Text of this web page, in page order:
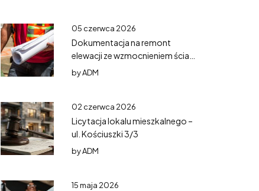
05 czerwca 2026
Dokumentacja na remont
elewacji ze wzmocnieniem ścian
– Mazurska 5
byADM
02 czerwca 2026
Licytacja lokalu mieszkalnego –
ul. Kościuszki 3/3
byADM
15 maja 2026